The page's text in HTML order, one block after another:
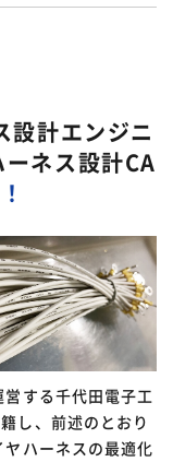
設計エンジニ
ネス設計CA
する千代田電子工
し、前述のとおり
ハーネスの最適化